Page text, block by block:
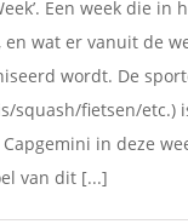
Een week die in
wat er vanuit de
wordt. De
squash/fietsen/etc.)
Capgemini in deze
van dit [...]